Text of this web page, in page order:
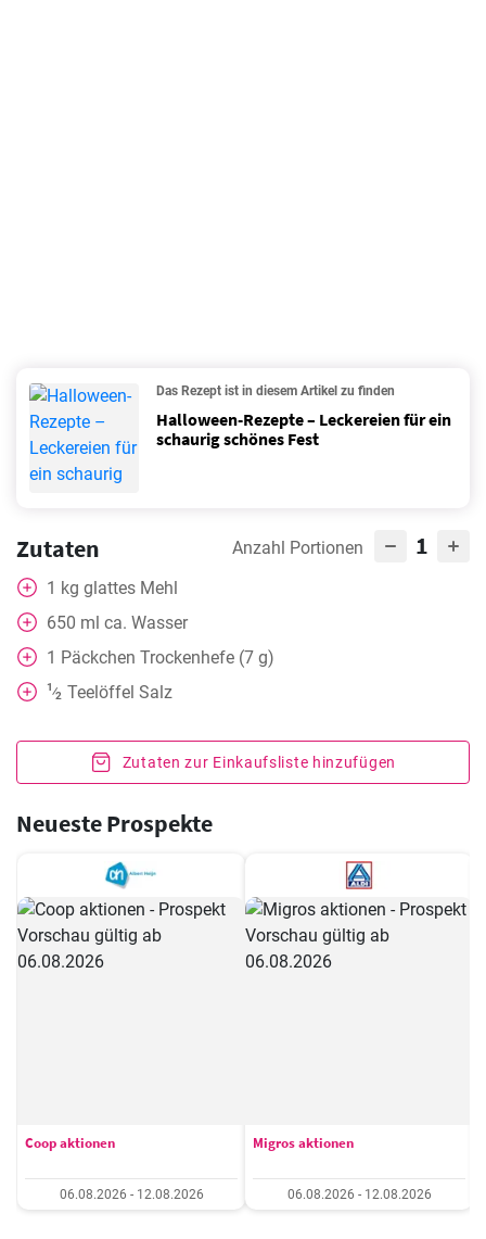
Das Rezept ist in diesem Artikel zu finden
Halloween-Rezepte – Leckereien für ein
schaurig schönes Fest
Zutaten Anzahl Portionen 1
1 kg glattes Mehl
650 ml ca. Wasser
1 Päckchen Trockenhefe (7 g)
1⁄2 Teelöffel Salz
Zutaten zur Einkaufsliste hinzufügen
Neueste Prospekte
Coop aktionen
06.08.2026 - 12.08.2026
Migros aktionen
06.08.2026 - 12.08.2026